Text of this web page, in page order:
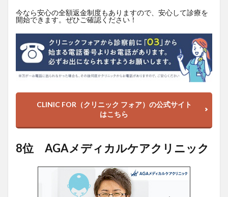
今なら安心の全額返金制度もありますので、安心して診療を
開始できます。ぜひご確認ください！
CLINIC FOR（クリニック フォア）の公式サイト
はこちら
8位 AGAメディカルケアクリニック